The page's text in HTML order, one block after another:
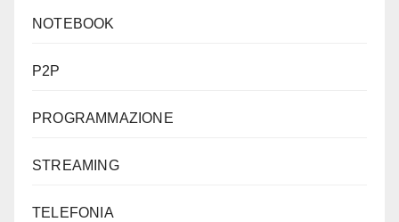
NOTEBOOK
P2P
PROGRAMMAZIONE
STREAMING
TELEFONIA